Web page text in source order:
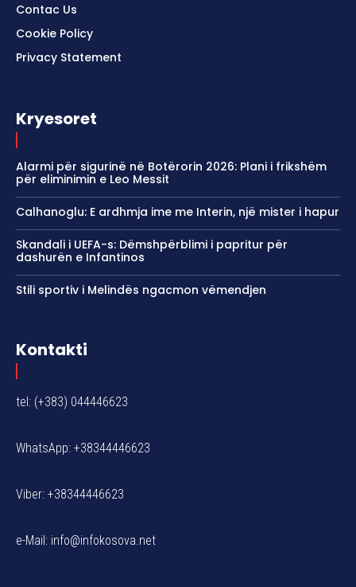
Contac Us
Cookie Policy
Privacy Statement
Kryesoret
Alarmi për sigurinë në Botërorin 2026: Plani i frikshëm
për eliminimin e Leo Messit
Calhanoglu: E ardhmja ime me Interin, një mister i hapur
Skandali i UEFA-s: Dëmshpërblimi i papritur për
dashurën e Infantinos
Stili sportiv i Melindës ngacmon vëmendjen
Kontakti
tel: (+383) 044446623
WhatsApp: +38344446623
Viber: +38344446623
e-Mail: info@infokosova.net